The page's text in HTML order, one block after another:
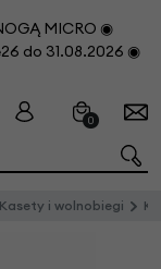
MICRO ◉
do 31.08.2026 ◉
0
Kasety i wolnobiegi